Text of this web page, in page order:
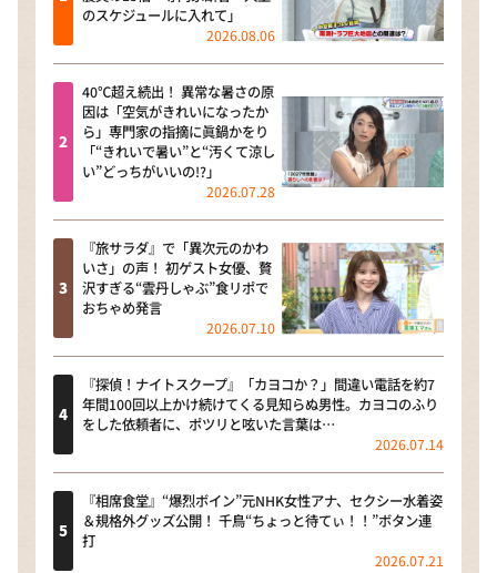
のスケジュールに入れて」
2026.08.06
40℃超え続出！ 異常な暑さの原
因は「空気がきれいになったか
ら」専門家の指摘に眞鍋かをり
「“きれいで暑い”と“汚くて涼し
い”どっちがいいの!?」
2026.07.28
『旅サラダ』で「異次元のかわ
いさ」の声！ 初ゲスト女優、贅
沢すぎる“雲丹しゃぶ”食リポで
おちゃめ発言
2026.07.10
『探偵！ナイトスクープ』「カヨコか？」間違い電話を約7
年間100回以上かけ続けてくる見知らぬ男性。カヨコのふり
をした依頼者に、ポツリと呟いた言葉は…
2026.07.14
『相席食堂』“爆烈ボイン”元NHK女性アナ、セクシー水着姿
＆規格外グッズ公開！ 千鳥“ちょっと待てぃ！！”ボタン連
打
2026.07.21